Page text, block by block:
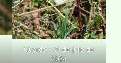
Guardo – 31 de julio de
2024